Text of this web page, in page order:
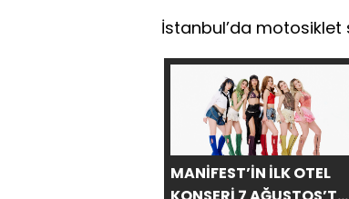
İstanbul’da motosiklet
MANİFEST’İN İLK OTEL